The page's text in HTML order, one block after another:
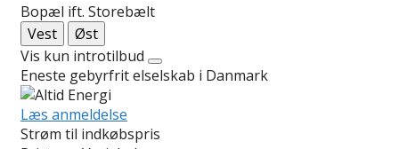
Bopæl ift. Storebælt
Vest
Øst
Vis kun introtilbud
Eneste gebyrfrit elselskab i Danmark
Læs anmeldelse
Strøm til indkøbspris